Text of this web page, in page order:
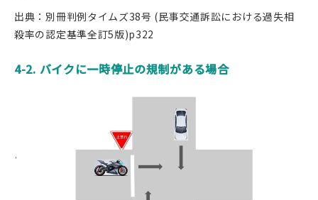
出典：別冊判例タイムズ38号 (民事交通訴訟における過失相
殺率の認定基準全訂5版)p322
4-2. バイクに一時停止の規制がある場合